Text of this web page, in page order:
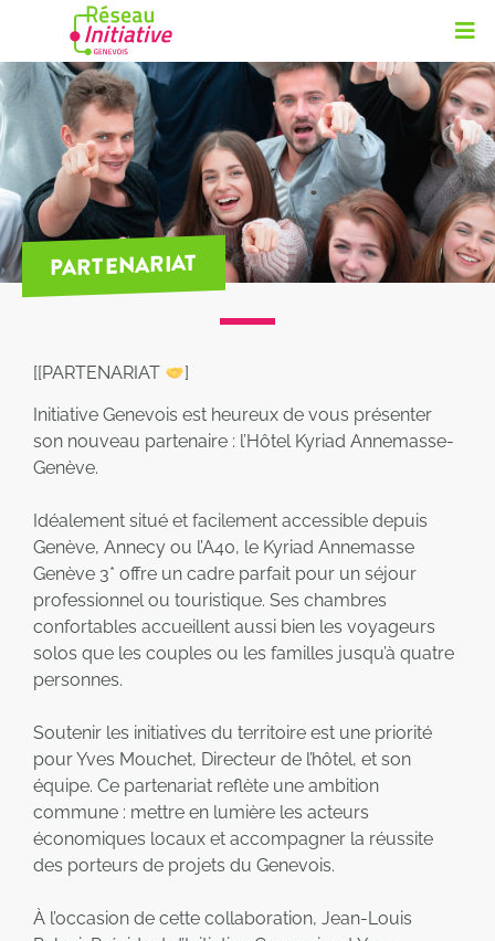
PARTENARIAT
[[PARTENARIAT ]
Initiative Genevois est heureux de vous présenter
son nouveau partenaire : l’Hôtel Kyriad Annemasse-
Genève.
Idéalement situé et facilement accessible depuis
Genève, Annecy ou l’A40, le Kyriad Annemasse
Genève 3* offre un cadre parfait pour un séjour
professionnel ou touristique. Ses chambres
confortables accueillent aussi bien les voyageurs
solos que les couples ou les familles jusqu’à quatre
personnes.
Soutenir les initiatives du territoire est une priorité
pour Yves Mouchet, Directeur de l’hôtel, et son
équipe. Ce partenariat reflète une ambition
commune : mettre en lumière les acteurs
économiques locaux et accompagner la réussite
des porteurs de projets du Genevois.
À l’occasion de cette collaboration, Jean-Louis